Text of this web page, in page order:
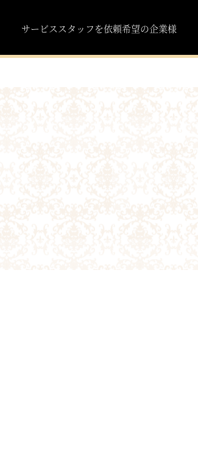
サービススタッフを依頼希望の企業様